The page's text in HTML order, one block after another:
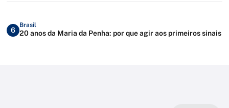
6
Brasil
20 anos da Maria da Penha: por que agir aos primeiros sinais